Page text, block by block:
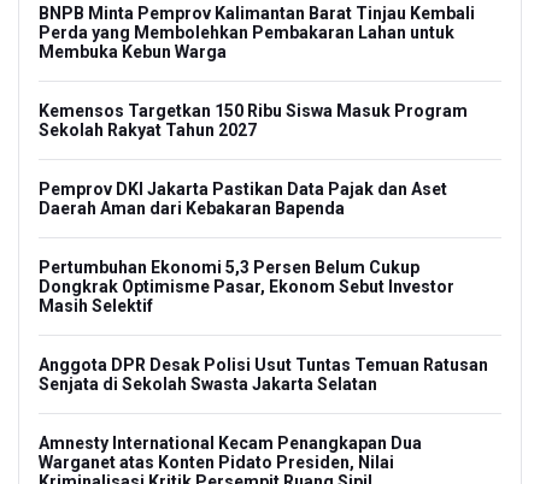
BNPB Minta Pemprov Kalimantan Barat Tinjau Kembali
Perda yang Membolehkan Pembakaran Lahan untuk
Membuka Kebun Warga
Kemensos Targetkan 150 Ribu Siswa Masuk Program
Sekolah Rakyat Tahun 2027
Pemprov DKI Jakarta Pastikan Data Pajak dan Aset
Daerah Aman dari Kebakaran Bapenda
Pertumbuhan Ekonomi 5,3 Persen Belum Cukup
Dongkrak Optimisme Pasar, Ekonom Sebut Investor
Masih Selektif
Anggota DPR Desak Polisi Usut Tuntas Temuan Ratusan
Senjata di Sekolah Swasta Jakarta Selatan
Amnesty International Kecam Penangkapan Dua
Warganet atas Konten Pidato Presiden, Nilai